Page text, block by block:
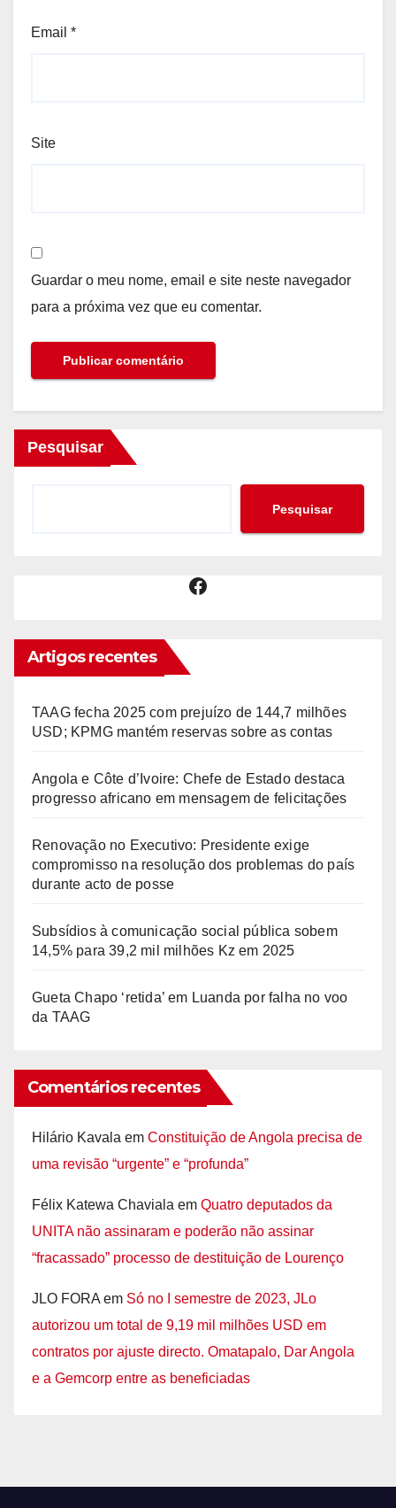
Email *
Site
Guardar o meu nome, email e site neste navegador
para a próxima vez que eu comentar.
Pesquisar
Pesquisar
Facebook
Artigos recentes
TAAG fecha 2025 com prejuízo de 144,7 milhões
USD; KPMG mantém reservas sobre as contas
Angola e Côte d’Ivoire: Chefe de Estado destaca
progresso africano em mensagem de felicitações
Renovação no Executivo: Presidente exige
compromisso na resolução dos problemas do país
durante acto de posse
Subsídios à comunicação social pública sobem
14,5% para 39,2 mil milhões Kz em 2025
Gueta Chapo ‘retida’ em Luanda por falha no voo
da TAAG
Comentários recentes
Hilário Kavala em Constituição de Angola precisa de
uma revisão “urgente” e “profunda”
Félix Katewa Chaviala em Quatro deputados da
UNITA não assinaram e poderão não assinar
“fracassado” processo de destituição de Lourenço
JLO FORA em Só no I semestre de 2023, JLo
autorizou um total de 9,19 mil milhões USD em
contratos por ajuste directo. Omatapalo, Dar Angola
e a Gemcorp entre as beneficiadas